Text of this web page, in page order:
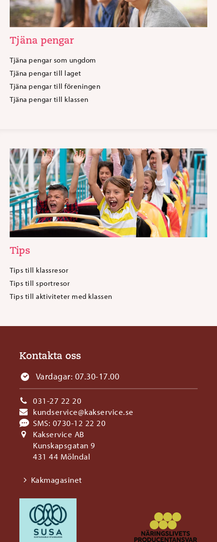
Tjäna pengar
Tjäna pengar som ungdom
Tjäna pengar till laget
Tjäna pengar till föreningen
Tjäna pengar till klassen
Tips
Tips till klassresor
Tips till sportresor
Tips till aktiviteter med klassen
Kontakta oss
Vardagar: 07.30-17.00
Kakmagasinet
031-27 22 20
kundservice@kakservice.se
SMS: 0730-12 22 20
Kakservice AB
Kunskapsgatan 9
431 44 Mölndal